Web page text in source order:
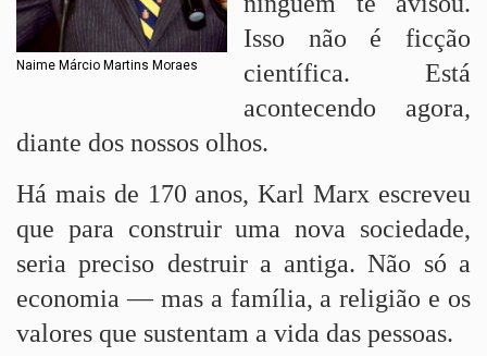
Naime Márcio Martins Moraes
Isso não é ficção
científica. Está
acontecendo agora,
diante dos nossos olhos.
Há mais de 170 anos, Karl Marx escreveu
que para construir uma nova sociedade,
seria preciso destruir a antiga. Não só a
economia — mas a família, a religião e os
valores que sustentam a vida das pessoas.